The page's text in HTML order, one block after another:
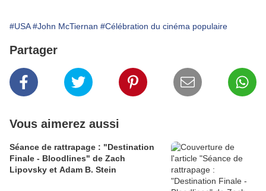
#USA #John McTiernan #Célébration du cinéma populaire
Partager
Vous aimerez aussi
Séance de rattrapage : "Destination
Finale - Bloodlines" de Zach
Lipovsky et Adam B. Stein